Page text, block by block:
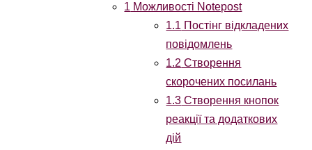
1 Можливості Notepost
1.1 Постінг відкладених
повідомлень
1.2 Створення
скорочених посилань
1.3 Створення кнопок
реакції та додаткових
дій